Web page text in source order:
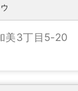
美3丁目5-20